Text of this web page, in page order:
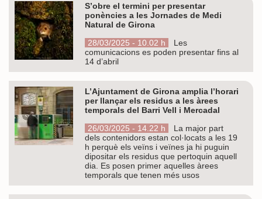
S’obre el termini per presentar
ponències a les Jornades de Medi
Natural de Girona
28/03/2025 - 10.02 h
Les
comunicacions es poden presentar fins al
14 d’abril
L’Ajuntament de Girona amplia l’horari
per llançar els residus a les àrees
temporals del Barri Vell i Mercadal
26/03/2025 - 14.22 h
La major part
dels contenidors estan col·locats a les 19
h perquè els veïns i veïnes ja hi puguin
dipositar els residus que pertoquin aquell
dia. Es posen primer aquelles àrees
temporals que tenen més usos